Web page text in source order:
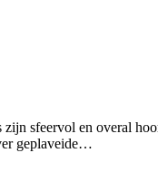
sfeervol en overal
geplaveide…